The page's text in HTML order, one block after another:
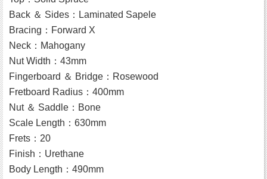
Back ＆ Sides：Laminated Sapele
Bracing：Forward X
Neck：Mahogany
Nut Width：43mm
Fingerboard ＆ Bridge：Rosewood
Fretboard Radius：400mm
Nut ＆ Saddle：Bone
Scale Length：630mm
Frets：20
Finish：Urethane
Body Length：490mm